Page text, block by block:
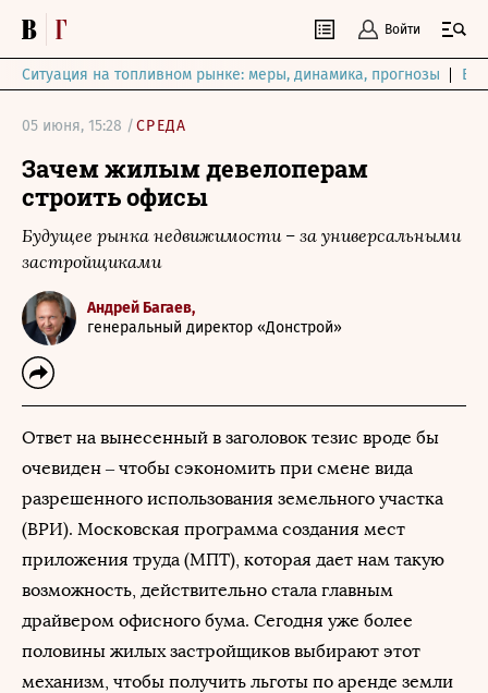
Войти
Ситуация на топливном рынке: меры, динамика, прогнозы
05 июня, 15:28 /СРЕДА
Зачем жилым девелоперам
строить офисы
Будущее рынка недвижимости – за универсальными
застройщиками
Андрей Багаев,
генеральный директор «Донстрой»
Ответ на вынесенный в заголовок тезис вроде бы
очевиден – чтобы сэкономить при смене вида
разрешенного использования земельного участка
(ВРИ). Московская программа создания мест
приложения труда (МПТ), которая дает нам такую
возможность, действительно стала главным
драйвером офисного бума. Сегодня уже более
половины жилых застройщиков выбирают этот
механизм, чтобы получить льготы по аренде земли